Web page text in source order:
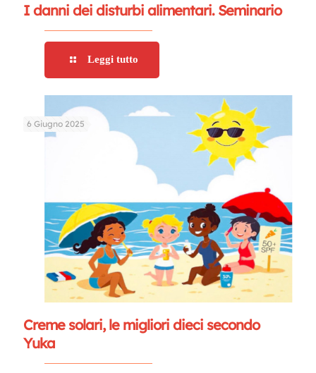
I danni dei disturbi alimentari. Seminario
Leggi tutto
6 Giugno 2025
Creme solari, le migliori dieci secondo
Yuka